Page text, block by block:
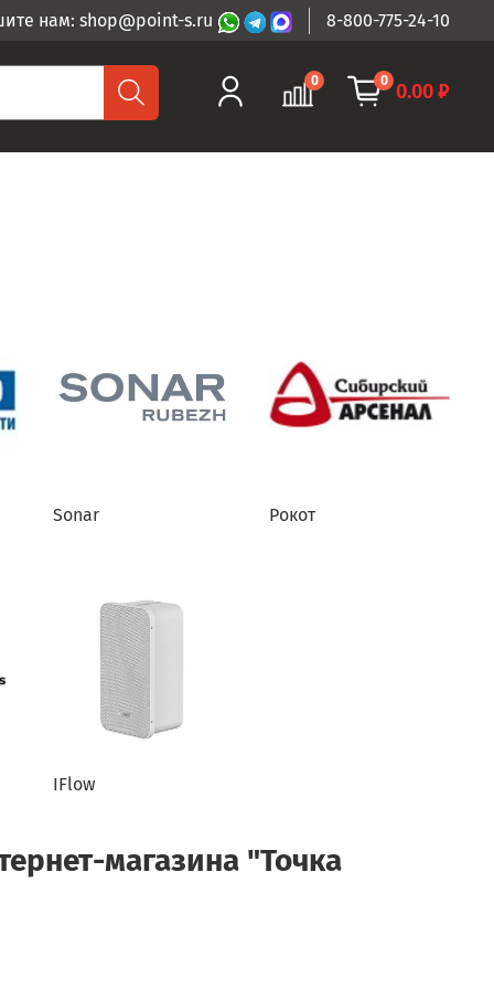
нам: shop@point-s.ru 8-800-775-24-10
0 0 0.00 ₽
Sonar Рокот
IFlow
магазина "Точка